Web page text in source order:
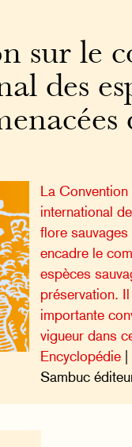
sur le
des
La
international
flore sauvages
encadre le
espèces
préservation.
importante
vigueur dans
Encyclopédie|
Sambuc